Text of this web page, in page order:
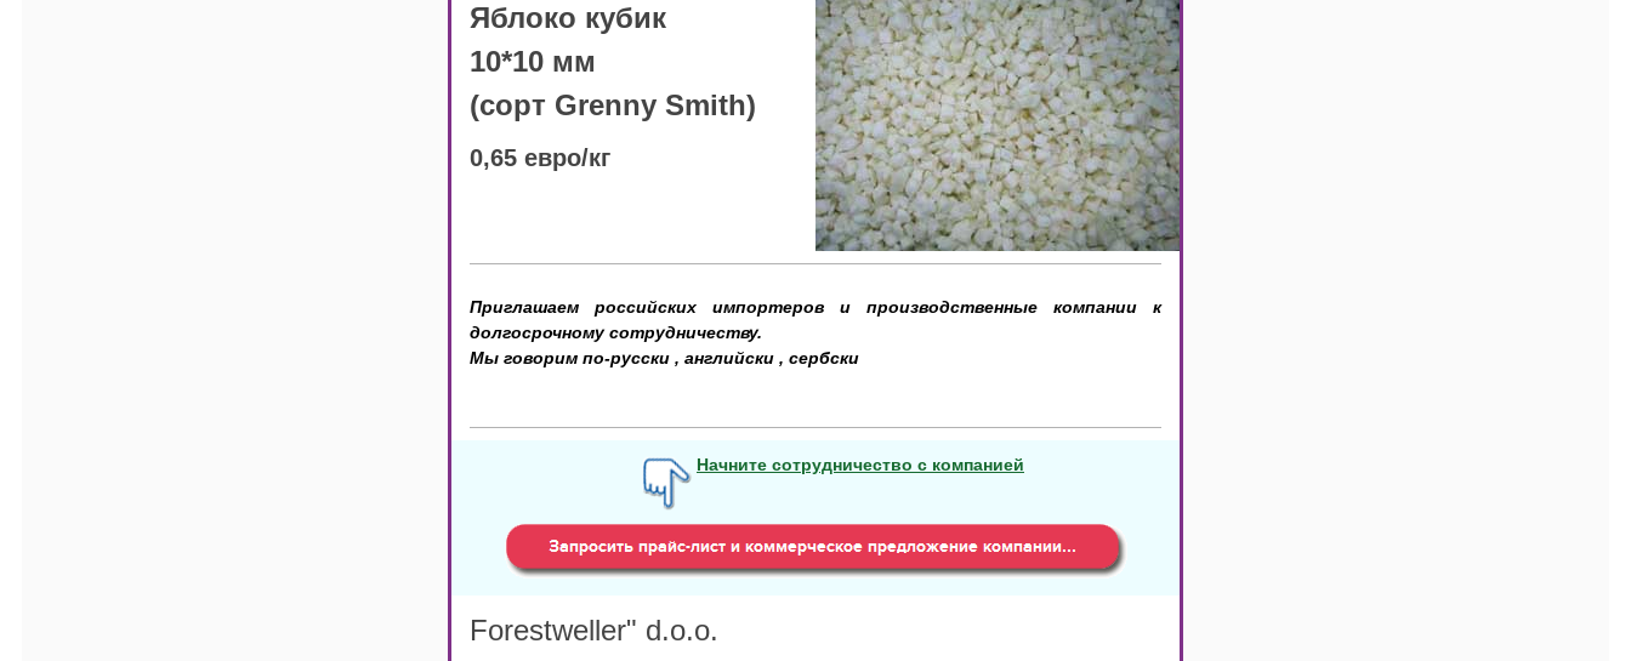
Яблоко кубик
10*10 мм
(сорт Grenny Smith)
0,65 евро/кг
Приглашаем российских импортеров и производственные компании к
долгосрочному сотрудничеству.
Мы говорим по-русски , английски , сербски
Начните сотрудничество с компанией
Forestweller" d.o.o.